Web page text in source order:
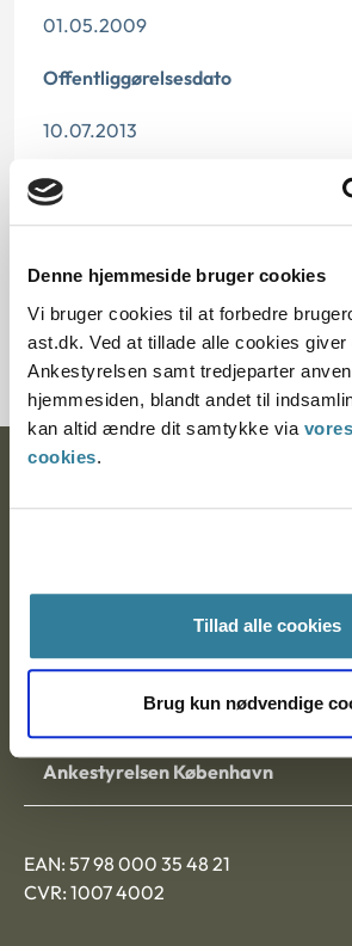
Denne hjemmeside bruger cookies
Vi bruger cookies til at forbedre
ast.dk. Ved at tillade alle cookies
Ankestyrelsen samt tredjeparter
hjemmesiden, blandt andet til
kan altid ændre dit samtykke via
cookies.
Tillad alle cookies
Brug kun nødvendige
01.05.2009
Offentliggørelsesdato
10.07.2013
Paragraf
Journalnummer
7000317-08
Ankestyrelsen Aalborg
Ankestyrelsen København
EAN: 57 98 000 35 48 21
CVR: 1007 4002